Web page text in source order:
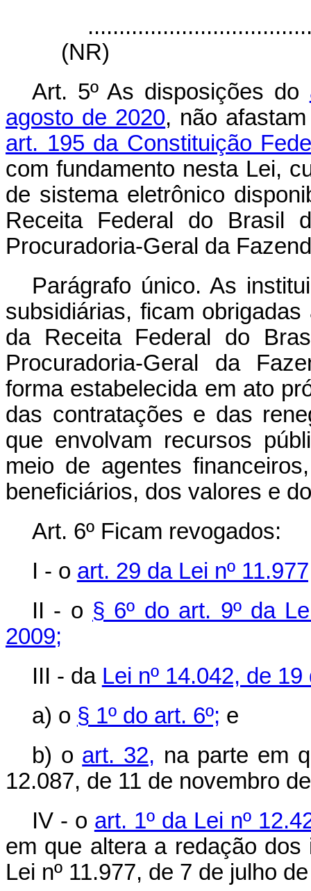
(NR)
Art. 5º As disposições do
agosto de 2020, não
art. 195 da Constituição
com fundamento nesta Lei,
de sistema eletrônico
Receita Federal do Brasil
Procuradoria-Geral da
Parágrafo único. As
subsidiárias, ficam
da Receita Federal do
Procuradoria-Geral da
forma estabelecida em ato
das contratações e das
que envolvam recursos
meio de agentes
beneficiários, dos valores e
Art. 6º Ficam revogados:
I - o art. 29 da Lei nº
II - o § 6º do art. 9º da
2009;
III - da Lei nº 14.042, de
a) o § 1º do art. 6º; e
b) o art. 32, na parte em
12.087, de 11 de novembro
IV - o art. 1º da Lei nº
em que altera a redação
Lei nº 11.977, de 7 de julho